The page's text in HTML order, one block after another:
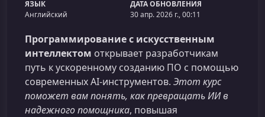
ЯЗЫК
Английский
ДАТА ОБНОВЛЕНИЯ
30 апр. 2026 г., 00:11
Программирование с искусственным
интеллектом открывает разработчикам
путь к ускоренному созданию ПО с помощью
современных AI‑инструментов. Этот курс
поможет вам понять, как превращать ИИ в
надежного помощника, повышая